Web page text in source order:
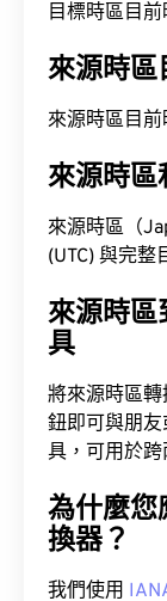
目標時區目
來源時區
來源時區目
來源時區
來源時區（
(UTC) 與完整
來源時區
具
將來源時區
鈕即可與朋
具，可用於跨
為什麼您
換器？
我們使用